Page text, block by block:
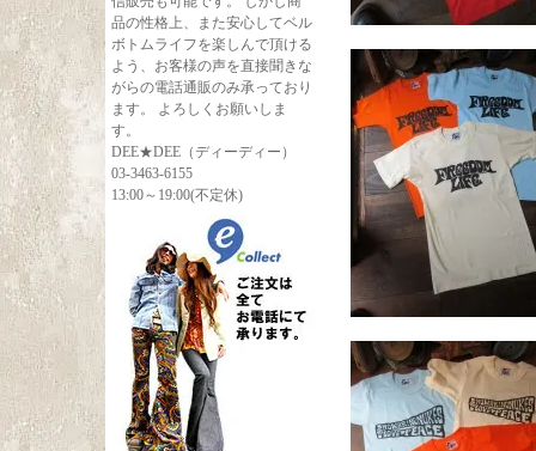
品の性格上、また安心してベル
ボトムライフを楽しんで頂ける
よう、お客様の声を直接聞きな
がらの電話通販のみ承っており
ます。 よろしくお願いしま
す。
DEE★DEE（ディーディー）
03-3463-6155
13:00～19:00(不定休)